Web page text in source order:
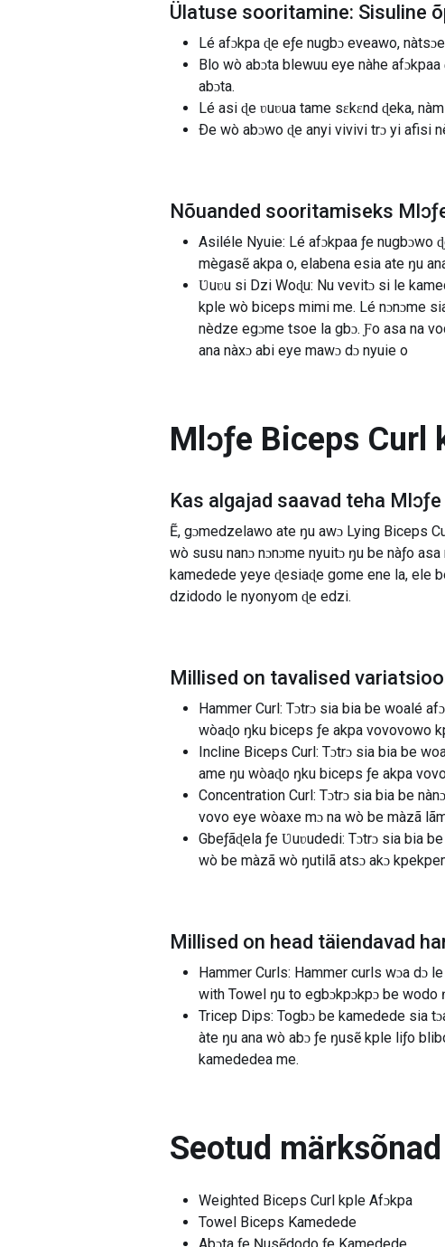
Ülatuse sooritamine: Sisuline
Lé afɔkpa ɖe eƒe nugbɔ eveawo,
Blo wò abɔta blewuu eye nàhe
abɔta.
Lé asi ɖe ʋuʋua tame sɛkɛnd ɖeka,
Ðe wò abɔwo ɖe anyi vivivi trɔ yi afisi
Nõuanded sooritamiseks
Asiléle Nyuie: Lé afɔkpaa ƒe nugbɔwo
mègasẽ akpa o, elabena esia ate ŋu
Ʋuʋu si Dzi Woɖu: Nu vevitɔ si le
kple wò biceps mimi me. Lé nɔnɔme
nèdze egɔme tsoe la gbɔ. Ƒo asa na
ana nàxɔ abi eye mawɔ dɔ nyuie o
Mlɔƒe Biceps Curl
Kas algajad saavad teha
Ẽ, gɔmedzelawo ate ŋu awɔ Lying Biceps
wò susu nanɔ nɔnɔme nyuitɔ ŋu be nàƒo
kamedede yeye ɖesiaɖe gome ene la, ele
dzidodo le nyonyom ɖe edzi.
Millised on tavalised
Hammer Curl: Tɔtrɔ sia bia be woalé
wòaɖo ŋku biceps ƒe akpa vovovowo
Incline Biceps Curl: Tɔtrɔ sia bia be
ame ŋu wòaɖo ŋku biceps ƒe akpa
Concentration Curl: Tɔtrɔ sia bia be
vovo eye wòaxe mɔ na wò be màzã
Gbeƒãɖela ƒe Ʋuʋudedi: Tɔtrɔ sia bia
wò be màzã wò ŋutilã atsɔ akɔ
Millised on head täiendavad
Hammer Curls: Hammer curls wɔa dɔ
with Towel ŋu to egbɔkpɔkpɔ be wodo
Tricep Dips: Togbɔ be kamedede sia
àte ŋu ana wò abɔ ƒe ŋusẽ kple liƒo
kamededea me.
Seotud märksõnad
Weighted Biceps Curl kple Afɔkpa
Towel Biceps Kamedede